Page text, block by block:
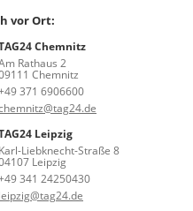
vor Ort:
Chemnitz
Rathaus 2
Chemnitz
371 6906600
Leipzig
Karl-Liebknecht-Straße 8
Leipzig
341 24250430
leipzig@tag24.de